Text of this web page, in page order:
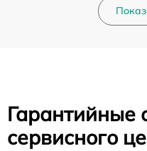
Гарантийные
сервисного